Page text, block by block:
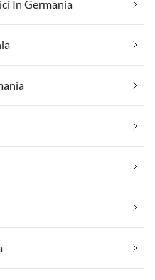
In Germania